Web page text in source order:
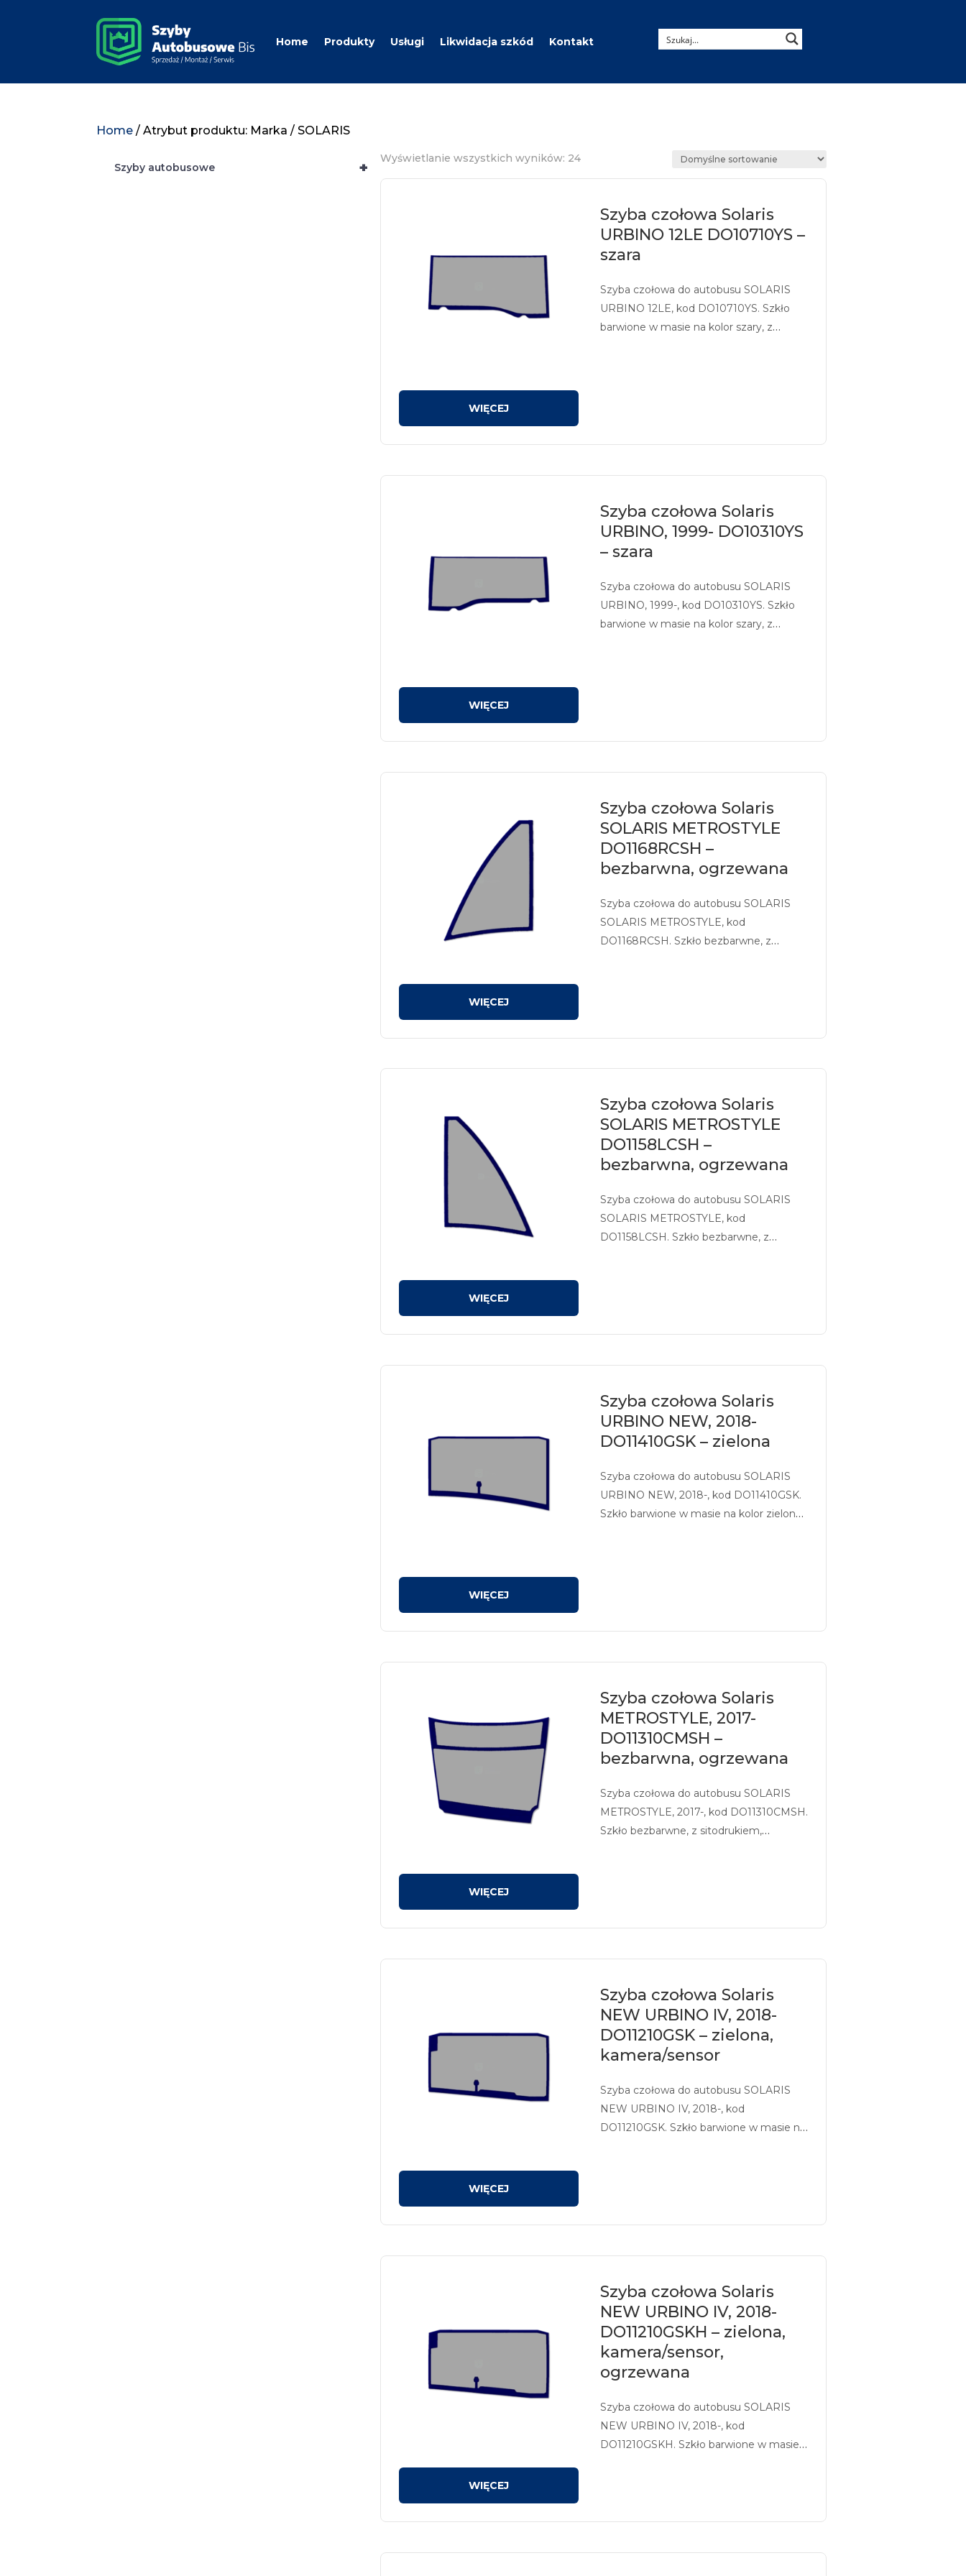
Home Produkty Usługi Likwidacja szkód Kontakt
Home / Atrybut produktu: Marka / SOLARIS
+
Szyby autobusowe
Wyświetlanie wszystkich wyników: 24
Szyba czołowa Solaris
URBINO 12LE DO10710YS –
szara
Szyba czołowa do autobusu SOLARIS
URBINO 12LE, kod DO10710YS. Szkło
barwione w masie na kolor szary, z
Szyba czołowa Solaris
URBINO, 1999- DO10310YS
– szara
Szyba czołowa do autobusu SOLARIS
URBINO, 1999-, kod DO10310YS. Szkło
barwione w masie na kolor szary, z
Szyba czołowa Solaris
SOLARIS METROSTYLE
DO1168RCSH –
bezbarwna, ogrzewana
Szyba czołowa do autobusu SOLARIS
SOLARIS METROSTYLE, kod
DO1168RCSH. Szkło bezbarwne, z
Szyba czołowa Solaris
SOLARIS METROSTYLE
DO1158LCSH –
bezbarwna, ogrzewana
Szyba czołowa do autobusu SOLARIS
SOLARIS METROSTYLE, kod
DO1158LCSH. Szkło bezbarwne, z
Szyba czołowa Solaris
URBINO NEW, 2018-
DO11410GSK – zielona
Szyba czołowa do autobusu SOLARIS
URBINO NEW, 2018-, kod DO11410GSK.
Szkło barwione w masie na kolor zielony,
Szyba czołowa Solaris
METROSTYLE, 2017-
DO11310CMSH –
bezbarwna, ogrzewana
Szyba czołowa do autobusu SOLARIS
METROSTYLE, 2017-, kod DO11310CMSH.
Szkło bezbarwne, z sitodrukiem,
Szyba czołowa Solaris
NEW URBINO IV, 2018-
DO11210GSK – zielona,
kamera/sensor
Szyba czołowa do autobusu SOLARIS
NEW URBINO IV, 2018-, kod
DO11210GSK. Szkło barwione w masie na
Szyba czołowa Solaris
NEW URBINO IV, 2018-
DO11210GSKH – zielona,
kamera/sensor,
ogrzewana
Szyba czołowa do autobusu SOLARIS
NEW URBINO IV, 2018-, kod
DO11210GSKH. Szkło barwione w masie